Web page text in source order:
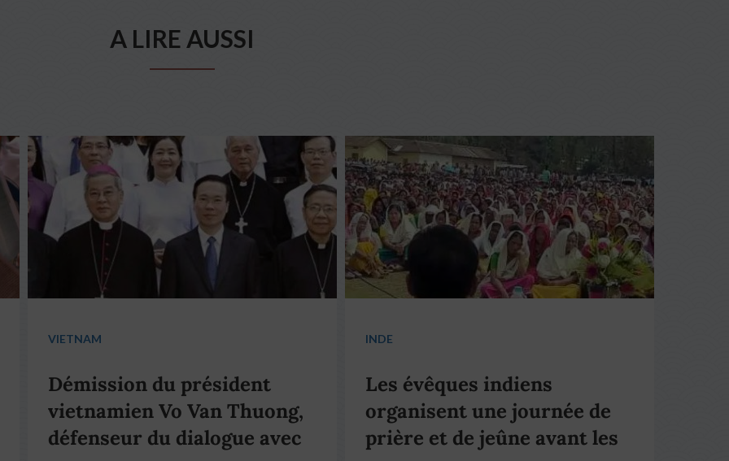
A LIRE AUSSI
VIETNAM
Démission du président
vietnamien Vo Van Thuong,
défenseur du dialogue avec
INDE
Les évêques indiens
organisent une journée de
prière et de jeûne avant les